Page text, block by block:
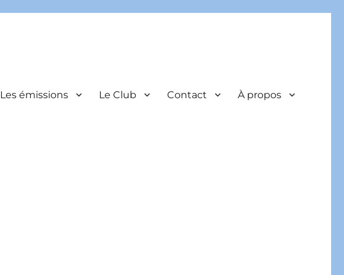
Les émissions Le Club Contact À propos